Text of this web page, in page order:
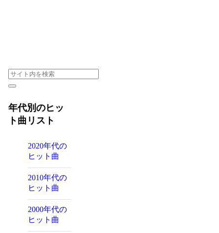
年代別のヒッ
ト曲リスト
2020年代の
ヒット曲
2010年代の
ヒット曲
2000年代の
ヒット曲